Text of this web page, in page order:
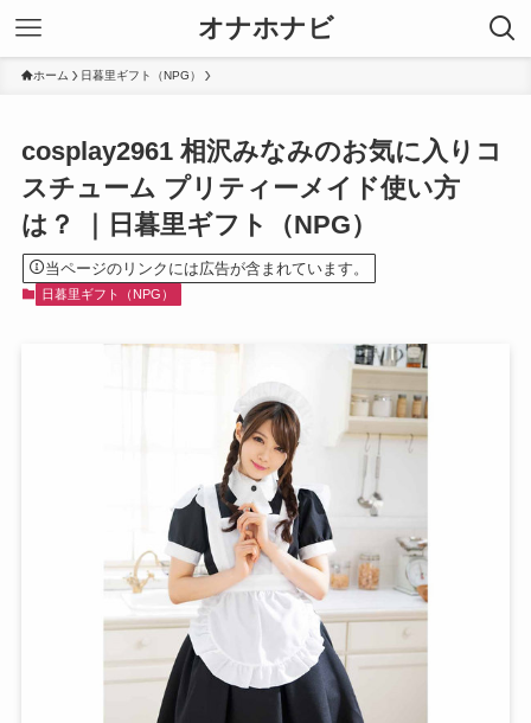
オナホナビ
ホーム 日暮里ギフト（NPG）
cosplay2961 相沢みなみのお気に入りコ
スチューム プリティーメイド使い方
は？ ｜日暮里ギフト（NPG）
当ページのリンクには広告が含まれています。
日暮里ギフト（NPG）